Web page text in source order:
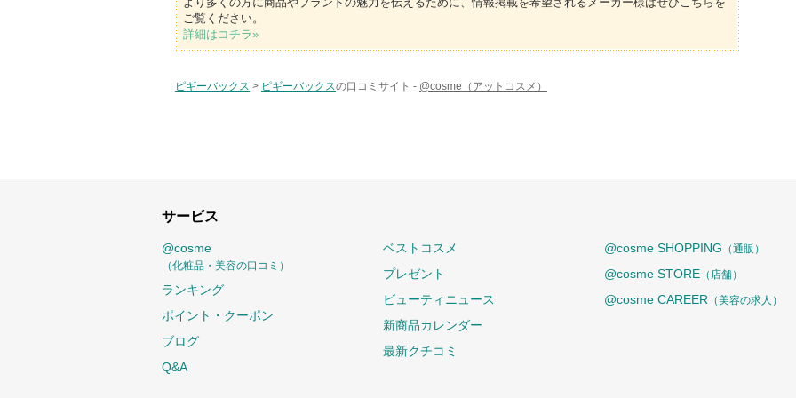
ご覧ください。
詳細はコチラ»
ピギーバックス > ピギーバックスの口コミサイト - @cosme（アットコスメ）
サービス
@cosme
（化粧品・美容の口コミ）
ランキング
ポイント・クーポン
ブログ
Q&A
ベストコスメ
プレゼント
ビューティニュース
新商品カレンダー
最新クチコミ
@cosme SHOPPING （通販）
@cosme STORE （店舗）
@cosme CAREER （美容の求人）